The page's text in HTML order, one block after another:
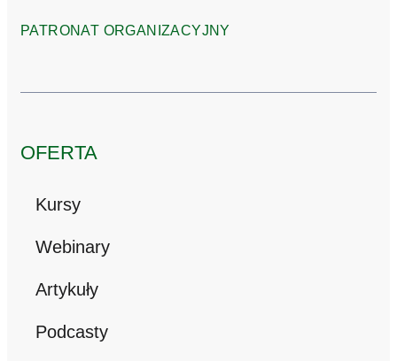
PATRONAT ORGANIZACYJNY
OFERTA
Kursy
Webinary
Artykuły
Podcasty